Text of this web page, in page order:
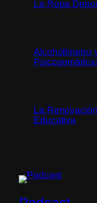
La Ropa
Alcoholímetro
La Renovación
Educativa